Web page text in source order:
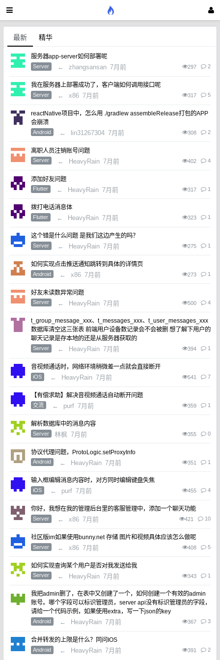
最新 精华
服务器app-server如何部署呢
Server ← zhangsansan 7月前 297 2
我在服务器上部署成功了，客户端如何调用接口呢
Server ← x86 7月前 317 5
reactNative项目中，怎么用 ./gradlew assembleRelease打包的APP
会崩溃
Android ← lin31267304 7月前 308 2
离职人员注销账号问题
Server ← HeavyRain 7月前 402 4
添加好友问题
Flutter ← HeavyRain 7月前 317 1
拨打电话消息体
Flutter ← HeavyRain 7月前 323 1
这个错是什么问题 是我们这边产生的吗？
Server ← HeavyRain 7月前 275 1
如何实现点击推送通知跳转到具体的详情页
Android ← x86 7月前 273 1
好友未读数异常问题
Server ← HeavyRain 7月前 500 4
t_group_message_xxx、t_messages_xxx、t_user_messages_xxx
数据库清空这三张表 前端用户设备数记录会不会被删 想了解下用户的
聊天记录是存本地的还是从服务器获取的
Server ← HeavyRain 7月前 394 1
音视频通话时，网络环境稍微差一点就会直接断开
iOS ← HeavyRain 7月前 541 7
【有偿求助】解决音视频通话自动断开问题
交流 ← purf 7月前 359 1
解析数据库中的消息内容
Server 林枫 7月前 355 0
协议代理问题，ProtoLogic.setProxyInfo
Android ← HeavyRain 7月前 351 1
输入框编辑消息内容时，对方同时编辑键盘失焦
iOS ← purf 7月前 455 4
你好，我想在我的管理后台里的客服管理中，添加一个聊天功能
Server ← x86 7月前 421 10
社区版im如果使用bunny.net 存储 图片和视频具体应该怎么做呢
Server ← x86 7月前 408 5
如何实现查询某个用户是否对我发送给我
Server ← HeavyRain 7月前 343 1
我把admin删了，在表中又创建了一个，如何创建一个有效的admin
账号。哪个字段可以标识管理员，server api没有标识管理员的字段，
请给一个代码示例，如果使用extra，写一下json的key
Android ← HeavyRain 7月前 367 3
合并转发的上限是什么？同问IOS
Android ← HeavyRain 7月前 391 2